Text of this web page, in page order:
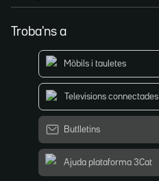
Troba'ns a
Mòbils i tauletes
Televisions connectades
Butlletins
Ajuda plataforma 3Cat